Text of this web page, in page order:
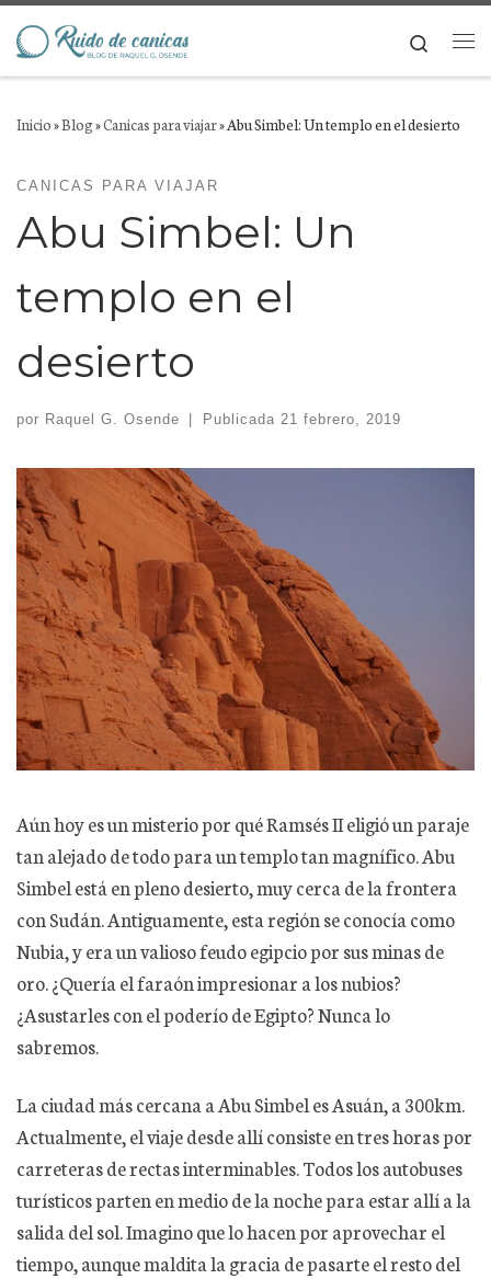
Saltar al contenido
Search
Inicio»Blog»Canicas para viajar»Abu Simbel: Un templo en el desierto
CANICAS PARA VIAJAR
Abu Simbel: Un
templo en el
desierto
por Raquel G. Osende Publicada 21 febrero, 2019
Aún hoy es un misterio por qué Ramsés II eligió un paraje
tan alejado de todo para un templo tan magnífico. Abu
Simbel está en pleno desierto, muy cerca de la frontera
con Sudán. Antiguamente, esta región se conocía como
Nubia, y era un valioso feudo egipcio por sus minas de
oro. ¿Quería el faraón impresionar a los nubios?
¿Asustarles con el poderío de Egipto? Nunca lo
sabremos.
La ciudad más cercana a Abu Simbel es Asuán, a 300km.
Actualmente, el viaje desde allí consiste en tres horas por
carreteras de rectas interminables. Todos los autobuses
turísticos parten en medio de la noche para estar allí a la
salida del sol. Imagino que lo hacen por aprovechar el
tiempo, aunque maldita la gracia de pasarte el resto del